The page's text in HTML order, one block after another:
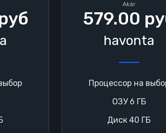
Akár
579.00
havonta
Процессор на
ОЗУ 6 ГБ
Диск 40 ГБ